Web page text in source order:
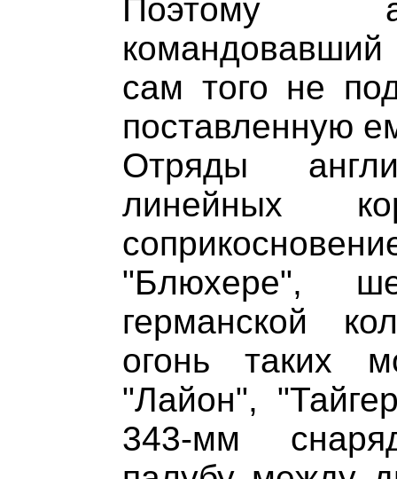
Поэтому
сам того не
поставленную
Отряды
линейных
"Блюхере",
германской
огонь таких
"Лайон",
343-мм